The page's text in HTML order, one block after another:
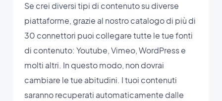
Se crei diversi tipi di contenuto su diverse
piattaforme, grazie al nostro catalogo di più di
30 connettori puoi collegare tutte le tue fonti
di contenuto: Youtube, Vimeo, WordPress e
molti altri. In questo modo, non dovrai
cambiare le tue abitudini. I tuoi contenuti
saranno recuperati automaticamente dalle